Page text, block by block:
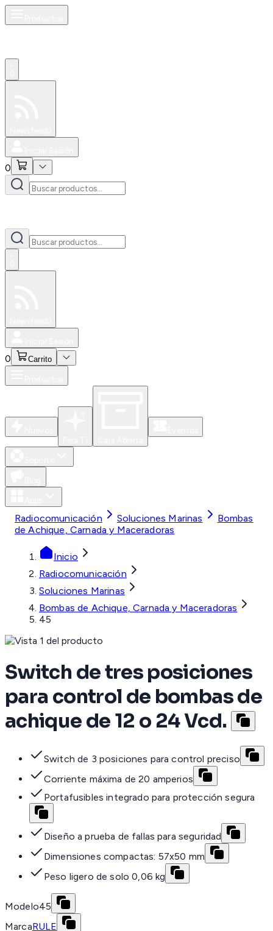
0
0 Carrito
Radiocomunicación Soluciones Marinas
Bombas
de Achique, Carnada y Maceradoras
Inicio
Radiocomunicación
Soluciones Marinas
Bombas de Achique, Carnada y Maceradoras
45
Switch de tres posiciones
para control de bombas de
achique de 12 o 24 Vcd.
Switch de 3 posiciones para control preciso
Corriente máxima de 20 amperios
Portafusibles integrado para protección segura
Diseño a prueba de fallas para seguridad
Dimensiones compactas: 57x50 mm
Peso ligero de solo 0,06 kg
Modelo45
MarcaRULE